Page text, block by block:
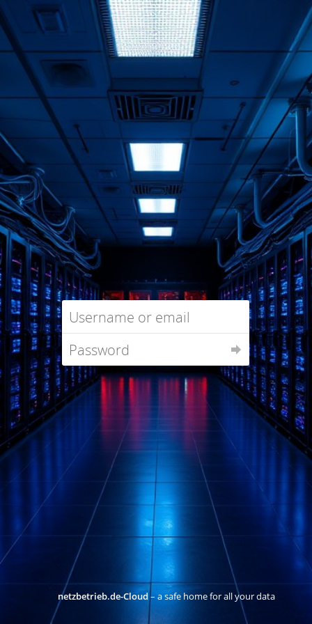
netzbetrieb.de-Cloud – a safe home for all your data